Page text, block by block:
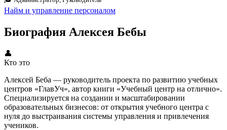
Найм и управление персоналом
Биография Алексея Бебы
👤
Кто это
Алексей Беба — руководитель проекта по развитию учебных
центров «ГлавУч», автор книги «Учебный центр на отлично».
Специализируется на создании и масштабировании
образовательных бизнесов: от открытия учебного центра с
нуля до выстраивания системы управления и привлечения
учеников.